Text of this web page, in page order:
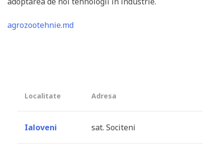
agrozootehnie.md
Localitate Adresa
Ialoveni sat. Sociteni